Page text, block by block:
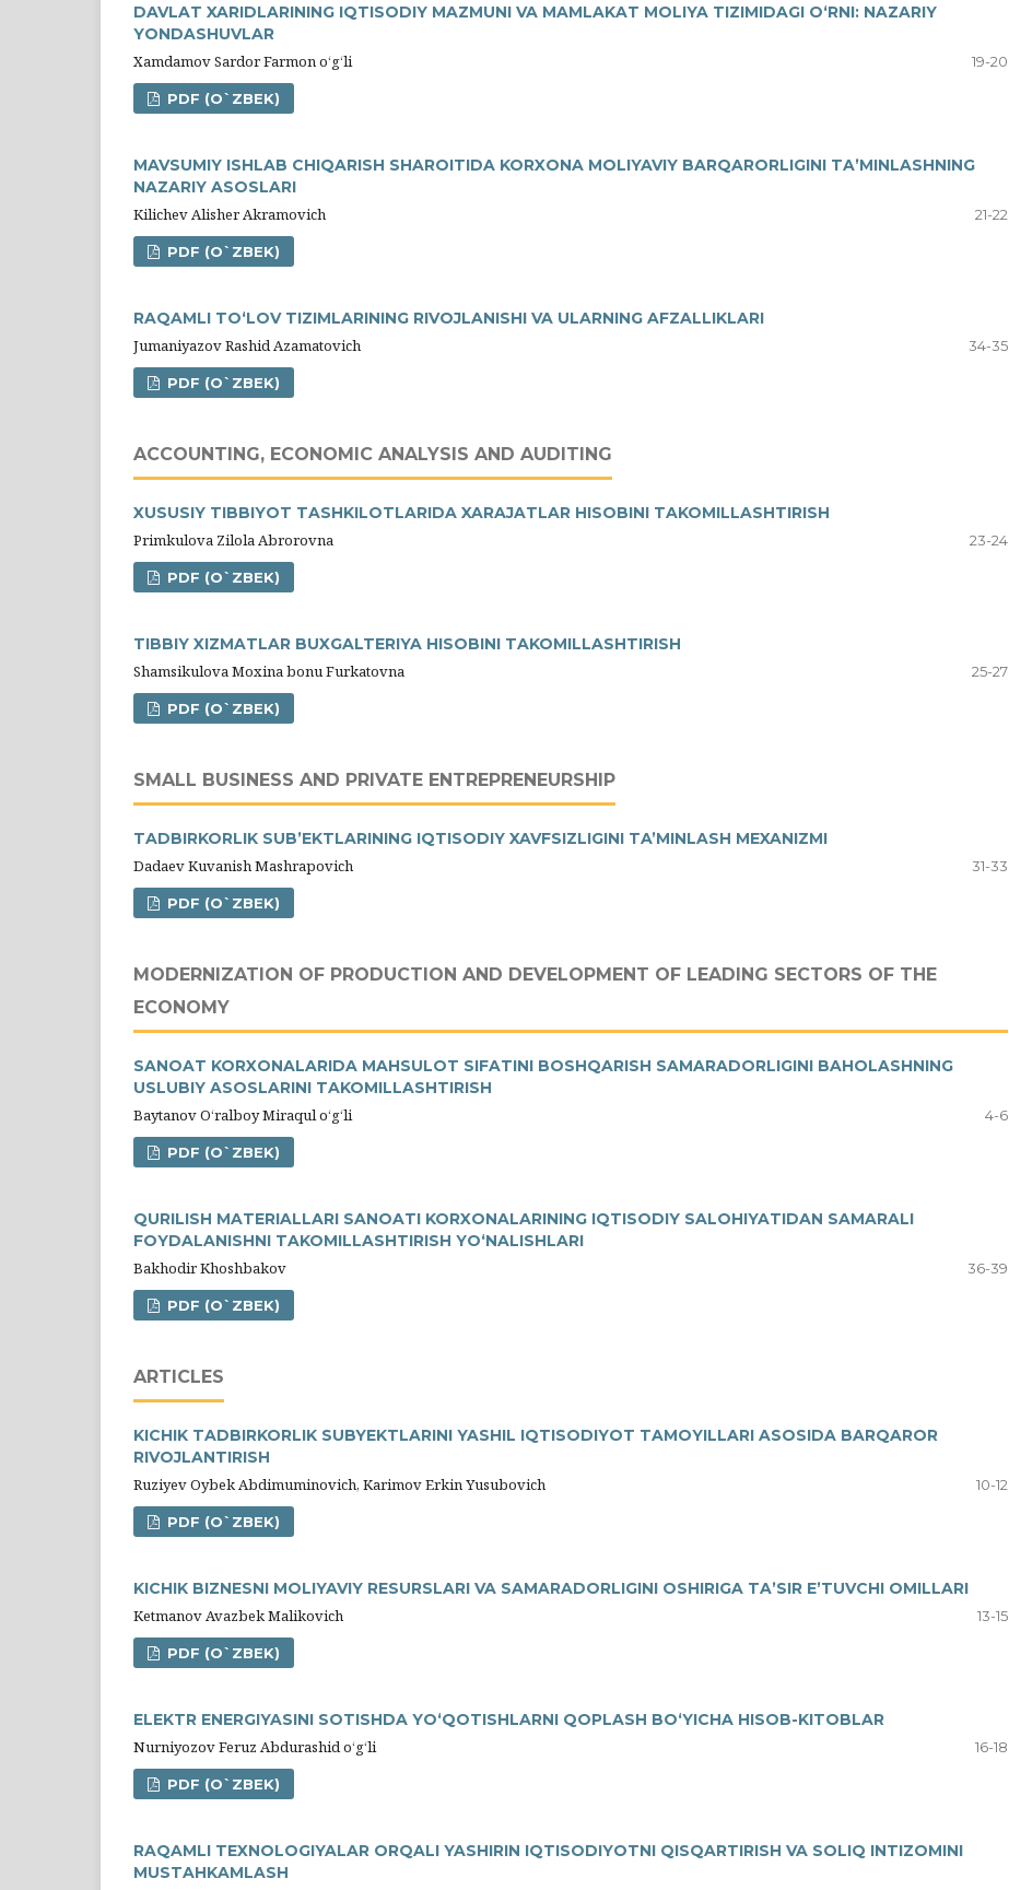
DAVLAT XARIDLARINING IQTISODIY MAZMUNI VA MAMLAKAT MOLIYA TIZIMIDAGI OʻRNI: NAZARIY
YONDASHUVLAR
Xamdamov Sardor Farmon oʻgʻli
19-20
PDF (O`ZBEK)
MAVSUMIY ISHLAB CHIQARISH SHAROITIDA KORXONA MOLIYAVIY BARQARORLIGINI TAʼMINLASHNING
NAZARIY ASOSLARI
Kilichev Alisher Akramovich
21-22
PDF (O`ZBEK)
RAQAMLI TO‘LOV TIZIMLARINING RIVOJLANISHI VA ULARNING AFZALLIKLARI
Jumaniyazov Rashid Azamatovich
34-35
PDF (O`ZBEK)
ACCOUNTING, ECONOMIC ANALYSIS AND AUDITING
XUSUSIY TIBBIYOT TASHKILOTLARIDA XARAJATLAR HISOBINI TAKOMILLASHTIRISH
Primkulova Zilola Abrorovna
23-24
PDF (O`ZBEK)
TIBBIY XIZMATLAR BUXGALTЕRIYA HISOBINI TAKOMILLASHTIRISH
Shamsikulova Moxina bonu Furkatovna
25-27
PDF (O`ZBEK)
SMALL BUSINESS AND PRIVATE ENTREPRENEURSHIP
TADBIRKORLIK SUB’EKTLARINING IQTISODIY XAVFSIZLIGINI TA’MINLASH MEXANIZMI
Dadaev Kuvanish Мashrapovich
31-33
PDF (O`ZBEK)
MODERNIZATION OF PRODUCTION AND DEVELOPMENT OF LEADING SECTORS OF THE
ECONOMY
SANOAT KORXONALARIDA MAHSULOT SIFATINI BOSHQARISH SAMARADORLIGINI BAHOLASHNING
USLUBIY ASOSLARINI TAKOMILLASHTIRISH
Baytanov O‘ralboy Miraqul o‘g‘li
4-6
PDF (O`ZBEK)
QURILISH MATERIALLARI SANOATI KORXONALARINING IQTISODIY SALOHIYATIDAN SAMARALI
FOYDALANISHNI TAKOMILLASHTIRISH YO‘NALISHLARI
Bakhodir Khoshbakov
36-39
PDF (O`ZBEK)
ARTICLES
KICHIK TADBIRKORLIK SUBYEKTLARINI YASHIL IQTISODIYOT TAMOYILLARI ASOSIDA BARQAROR
RIVOJLANTIRISH
Ruziyev Oybek Abdimuminovich, Karimov Erkin Yusubovich
10-12
PDF (O`ZBEK)
KICHIK BIZNESNI MOLIYAVIY RESURSLARI VA SAMARADORLIGINI OSHIRIGA TAʼSIR EʼTUVCHI OMILLARI
Ketmanov Avazbek Malikovich
13-15
PDF (O`ZBEK)
ELЕKTR ENЕRGIYASINI SOTISHDA YO‘QOTISHLARNI QOPLASH BO‘YICHA HISOB-KITOBLAR
Nurniyozov Feruz Abdurashid o‘g‘li
16-18
PDF (O`ZBEK)
RAQAMLI TEXNOLOGIYALAR ORQALI YASHIRIN IQTISODIYOTNI QISQARTIRISH VA SOLIQ INTIZOMINI
MUSTAHKAMLASH